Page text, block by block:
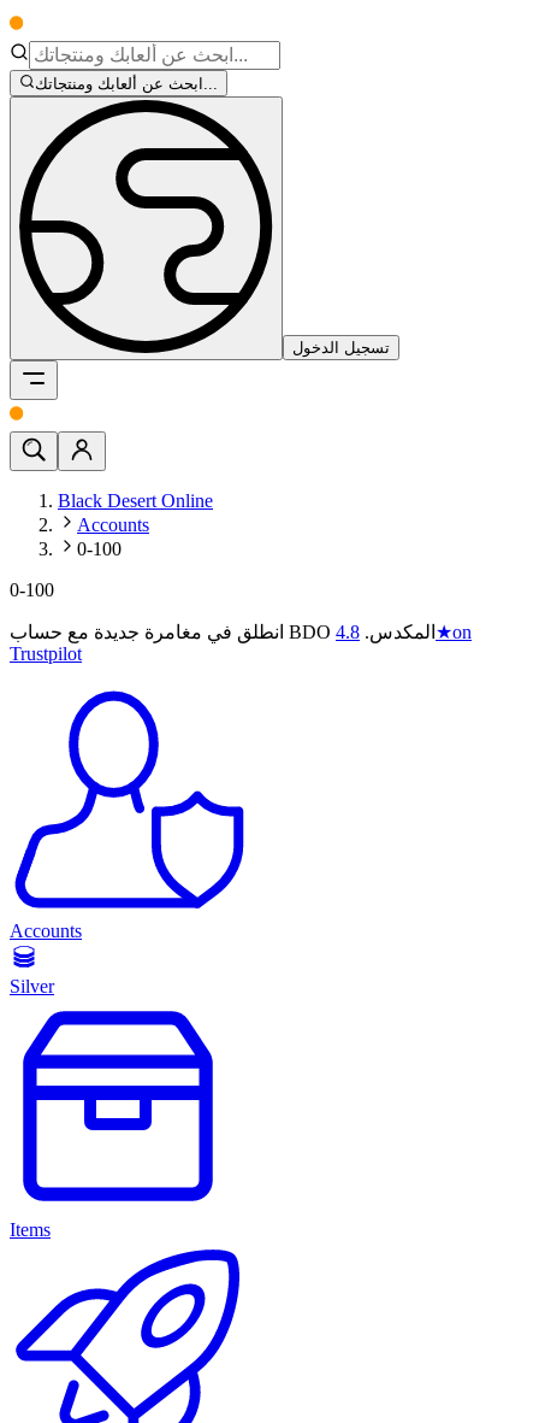
ابحث عن ألعابك ومنتجاتك...
تسجيل الدخول
Black Desert Online
Accounts
0-100
0-100
انطلق في مغامرة جديدة مع حساب BDO المكدس. 4.8 ★on
Trustpilot
Accounts
Silver
Items